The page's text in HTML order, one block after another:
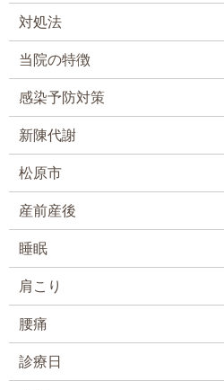
対処法
当院の特徴
感染予防対策
新陳代謝
松原市
産前産後
睡眠
肩こり
腰痛
診療日